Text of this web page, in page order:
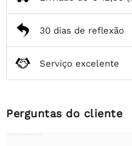
30 dias de reflexão
Serviço excelente
Perguntas do cliente